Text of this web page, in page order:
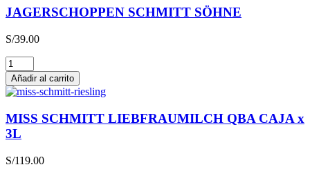
JAGERSCHOPPEN SCHMITT SÖHNE
S/39.00
JAGERSCHOPPEN
SCHMITT
SÖHNE
cantidad
Añadir al carrito
MISS SCHMITT LIEBFRAUMILCH QBA CAJA x
3L
S/119.00